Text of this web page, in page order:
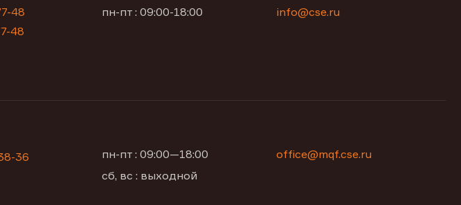
48
48
пн-пт : 09:00-18:00 info@cse.ru
36
пн-пт : 09:00—18:00
сб, вс : выходной
office@mqf.cse.ru